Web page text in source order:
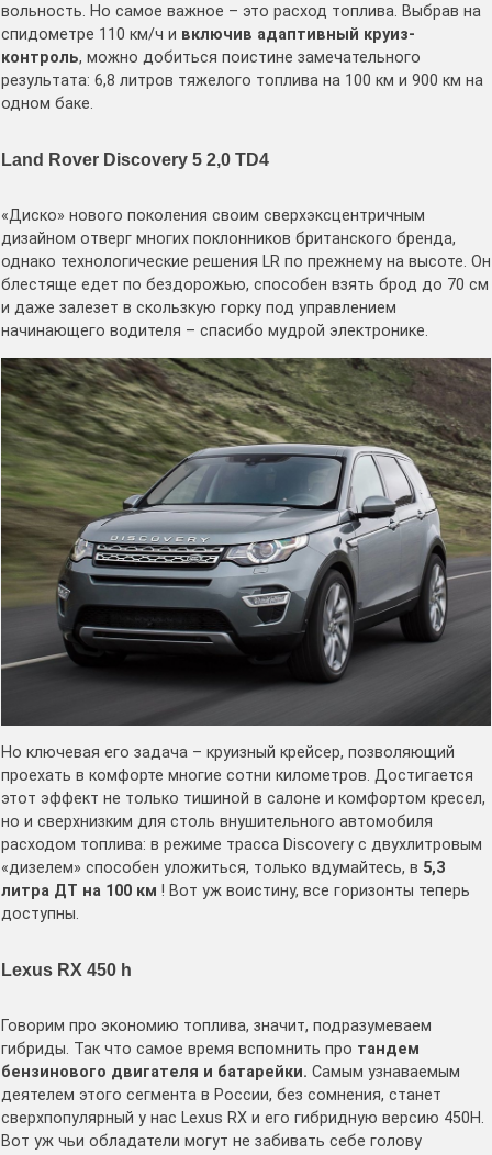
вольность. Но самое важное – это расход топлива. Выбрав на
спидометре 110 км/ч и включив адаптивный круиз-
контроль, можно добиться поистине замечательного
результата: 6,8 литров тяжелого топлива на 100 км и 900 км на
одном баке.
Land Rover Discovery 5 2,0 TD4
«Диско» нового поколения своим сверхэксцентричным
дизайном отверг многих поклонников британского бренда,
однако технологические решения LR по прежнему на высоте. Он
блестяще едет по бездорожью, способен взять брод до 70 см
и даже залезет в скользкую горку под управлением
начинающего водителя – спасибо мудрой электронике.
Но ключевая его задача – круизный крейсер, позволяющий
проехать в комфорте многие сотни километров. Достигается
этот эффект не только тишиной в салоне и комфортом кресел,
но и сверхнизким для столь внушительного автомобиля
расходом топлива: в режиме трасса Discovery c двухлитровым
«дизелем» способен уложиться, только вдумайтесь, в 5,3
литра ДТ на 100 км ! Вот уж воистину, все горизонты теперь
доступны.
Lexus RX 450 h
Говорим про экономию топлива, значит, подразумеваем
гибриды. Так что самое время вспомнить про тандем
бензинового двигателя и батарейки. Самым узнаваемым
деятелем этого сегмента в России, без сомнения, станет
сверхпопулярный у нас Lexus RX и его гибридную версию 450H.
Вот уж чьи обладатели могут не забивать себе голову